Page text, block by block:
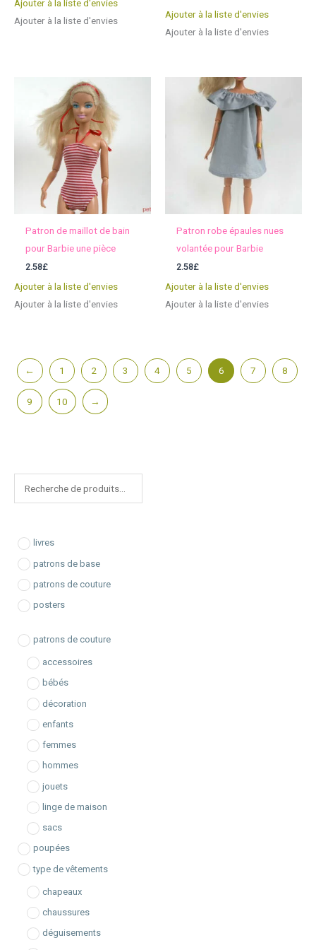
e
livres
patrons de base
patrons de couture
posters
patrons de couture
accessoires
bébés
décoration
enfants
femmes
hommes
jouets
linge de maison
sacs
poupées
type de vêtements
chapeaux
chaussures
déguisements
Ajouter à la liste d'envies
Ajouter à la liste d'envies
Ajouter à la liste d'envies
Ajouter à la liste d'envies
Patron de maillot de bain
pour Barbie une pièce
2.58£
Ajouter à la liste d'envies
Ajouter à la liste d'envies
Patron robe épaules nues
volantée pour Barbie
2.58£
Ajouter à la liste d'envies
Ajouter à la liste d'envies
← 1 2 3 4 5 6 7 8
9 10 →